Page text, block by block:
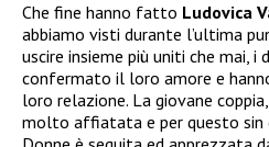
Che fine hanno fatto Ludovica
abbiamo visti durante l’ultima
uscire insieme più uniti che mai, i
confermato il loro amore e
loro relazione. La giovane
molto affiatata e per questo sin